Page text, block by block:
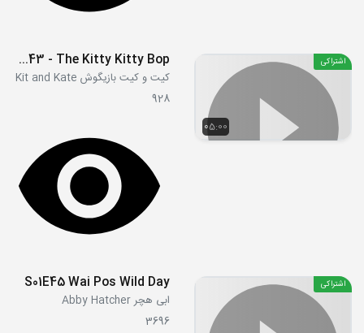
05:00
اشتراکی S01E43 - The Kitty Kitty Bop
کیت و کیت بازیگوش Kit and Kate
928
اشتراکی S01E45 Wai Pos Wild Day
ابی هچر Abby Hatcher
3696